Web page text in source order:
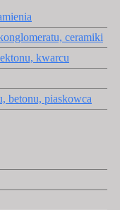
ceramiki
kwarcu
betonu, piaskowca